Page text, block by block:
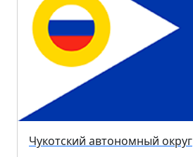
Чукотский автономный округ